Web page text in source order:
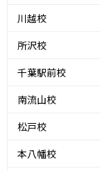
川越校
所沢校
千葉駅前校
南流山校
松戸校
本八幡校